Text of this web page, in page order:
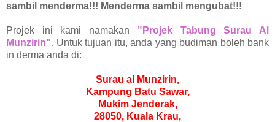
sambil menderma!!! Menderma sambil mengubat!!!
Projek ini kami namakan "Projek Tabung Surau Al
Munzirin". Untuk tujuan itu, anda yang budiman boleh bank
in derma anda di:
Surau al Munzirin,
Kampung Batu Sawar,
Mukim Jenderak,
28050, Kuala Krau,